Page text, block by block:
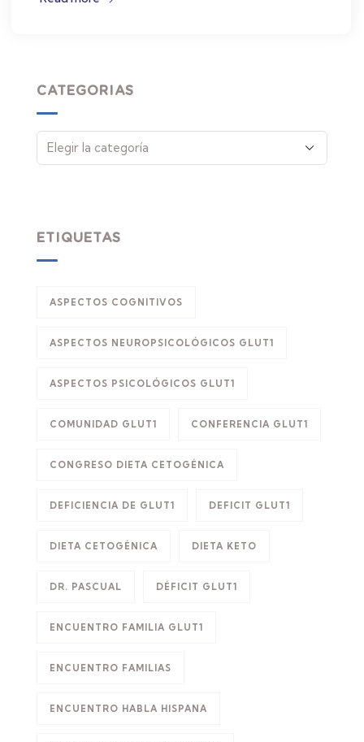
CATEGORIAS
ETIQUETAS
ASPECTOS COGNITIVOS
ASPECTOS NEUROPSICOLÓGICOS GLUT1
ASPECTOS PSICOLÓGICOS GLUT1
COMUNIDAD GLUT1 CONFERENCIA GLUT1
CONGRESO DIETA CETOGÉNICA
DEFICIENCIA DE GLUT1 DEFICIT GLUT1
DIETA CETOGÉNICA DIETA KETO
DR. PASCUAL DÉFICIT GLUT1
ENCUENTRO FAMILIA GLUT1
ENCUENTRO FAMILIAS
ENCUENTRO HABLA HISPANA